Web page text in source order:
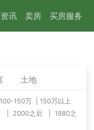
资讯 卖房 买房服务
土地
100-150万
150万以上
2000之后
1980之